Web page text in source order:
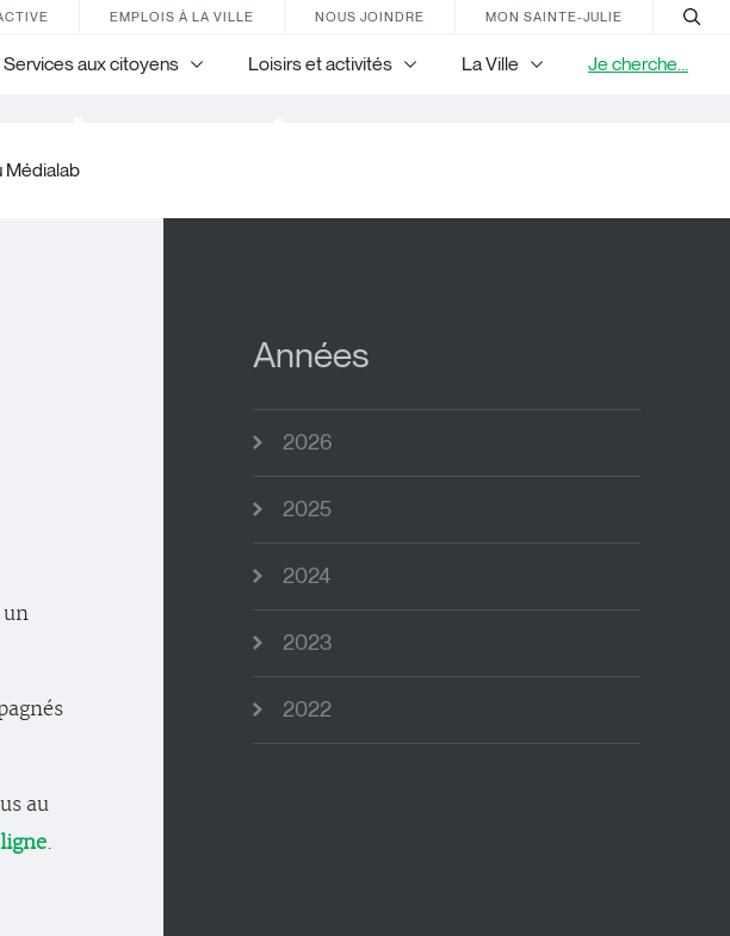
EMPLOIS À LA VILLE NOUS JOINDRE MON SAINTE-JULIE
Services aux citoyens Loisirs et activités La Ville Je cherche...
venir
Médialab
un
au
.
Années
2026
2025
2024
2023
2022